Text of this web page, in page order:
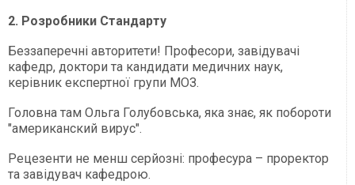
2. Розробники Стандарту
Беззаперечні авторитети! Професори, завідувачі
кафедр, доктори та кандидати медичних наук,
керівник експертної групи МОЗ.
Головна там Ольга Голубовська, яка знає, як побороти
"американский вирус".
Рецезенти не менш серйозні: професура – проректор
та завідувач кафедрою.